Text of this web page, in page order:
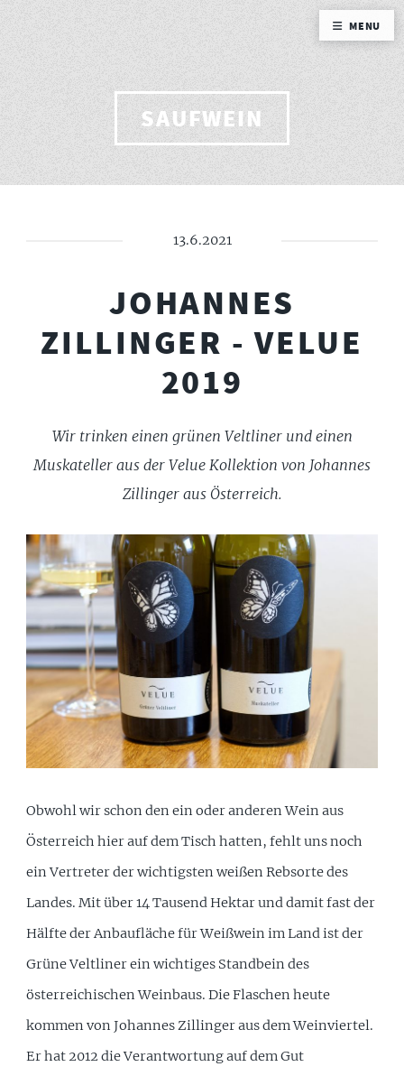
SAUFWEIN
13.6.2021
JOHANNES
ZILLINGER - VELUE
2019
Wir trinken einen grünen Veltliner und einen
Muskateller aus der Velue Kollektion von Johannes
Zillinger aus Österreich.
Obwohl wir schon den ein oder anderen Wein aus
Österreich hier auf dem Tisch hatten, fehlt uns noch
ein Vertreter der wichtigsten weißen Rebsorte des
Landes. Mit über 14 Tausend Hektar und damit fast der
Hälfte der Anbaufläche für Weißwein im Land ist der
Grüne Veltliner ein wichtiges Standbein des
österreichischen Weinbaus. Die Flaschen heute
kommen von Johannes Zillinger aus dem Weinviertel.
Er hat 2012 die Verantwortung auf dem Gut
MENU